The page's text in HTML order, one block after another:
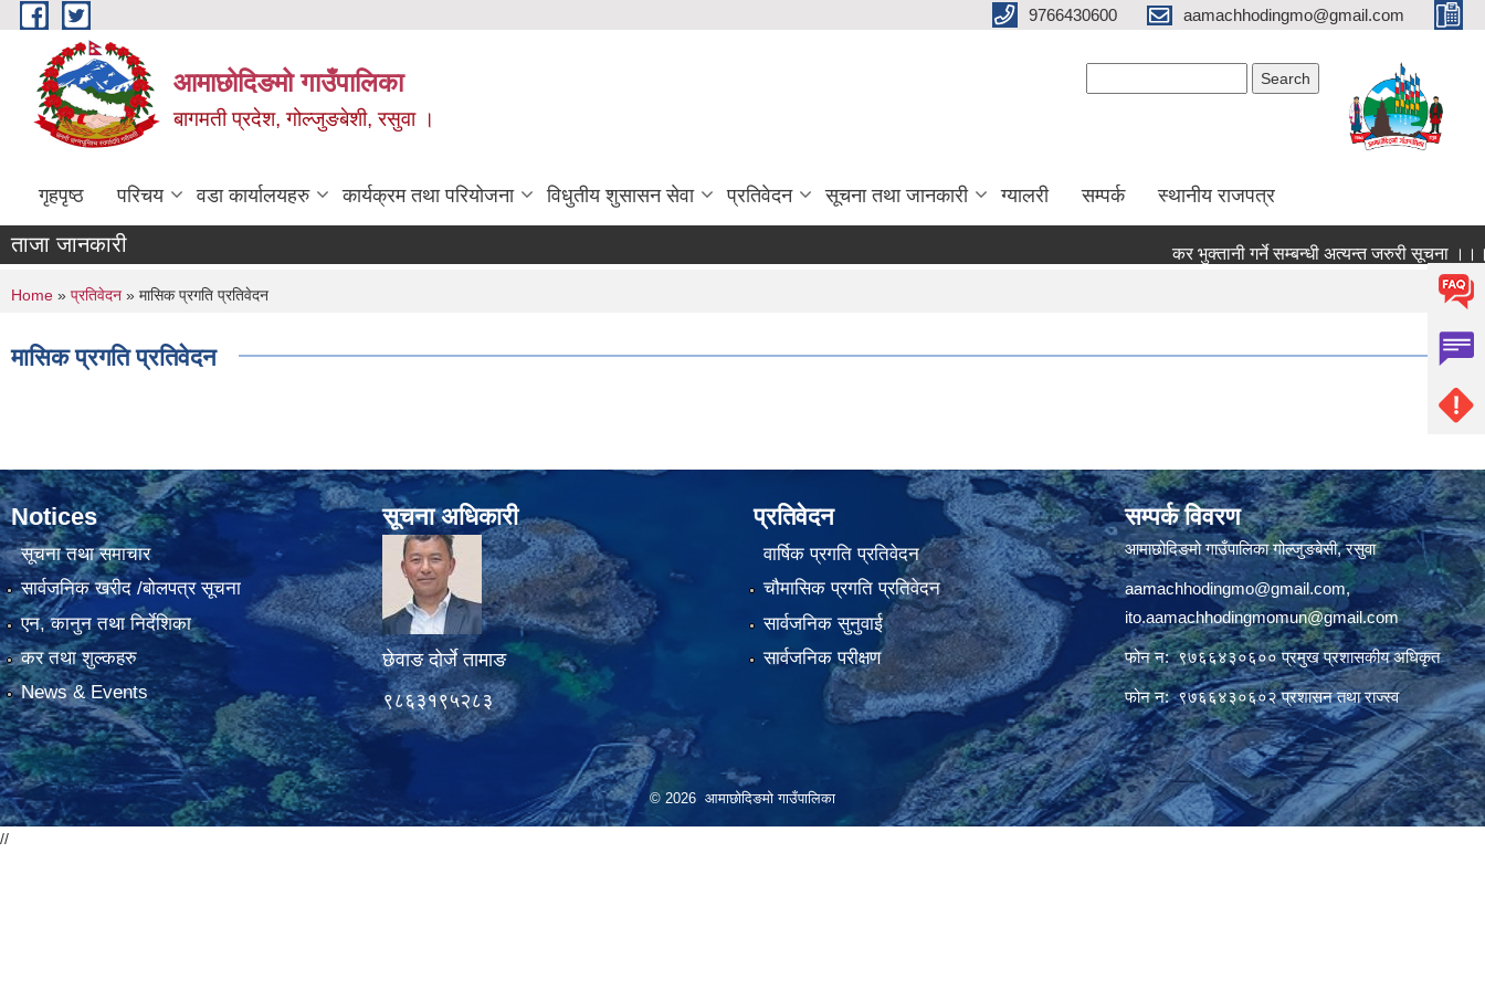
Skip to main content 9766430600 aamachhodingmo@gmail.com
आमाछोदिङमो गाउँपालिका
बागमती प्रदेश, गोल्जुङबेशी, रसुवा ।
गृहपृष्ठ परिचय वडा कार्यालयहरु कार्यक्रम तथा परियोजना विधुतीय शुसासन सेवा प्रतिवेदन सूचना तथा जानकारी ग्यालरी सम्पर्क स्थानीय राजपत्र
ताजा जानकारी कर भुक्तानी गर्ने सम्बन्धी अत्यन्त जरुरी सूचना ।।।
You are here
Home » प्रतिवेदन » मासिक प्रगति प्रतिवेदन
मासिक प्रगति प्रतिवेदन
Notices
सूचना तथा समाचार
सार्वजनिक खरीद /बोलपत्र सूचना
एन, कानुन तथा निर्देशिका
कर तथा शुल्कहरु
News & Events
सूचना अधिकारी
छेवाङ दोर्जे तामाङ
९८६३१९५२८३
प्रतिवेदन
वार्षिक प्रगति प्रतिवेदन
चौमासिक प्रगति प्रतिवेदन
सार्वजनिक सुनुवाई
सार्वजनिक परीक्षण
सम्पर्क विवरण
आमाछोदिङमो गाउँपालिका गोल्जुङबेसी, रसुवा
aamachhodingmo@gmail.com,
ito.aamachhodingmomun@gmail.com
फोन न: ९७६६४३०६०० प्रमुख प्रशासकीय अधिकृत
फोन न: ९७६६४३०६०२ प्रशासन तथा राज्स्व
© 2026 आमाछोदिङमो गाउँपालिका
//